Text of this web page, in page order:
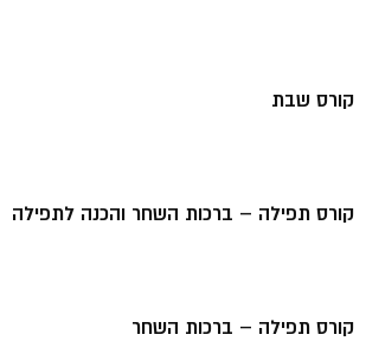
קורס שבת
קורס תפילה – ברכות השחר והכנה לתפילה
קורס תפילה – ברכות השחר